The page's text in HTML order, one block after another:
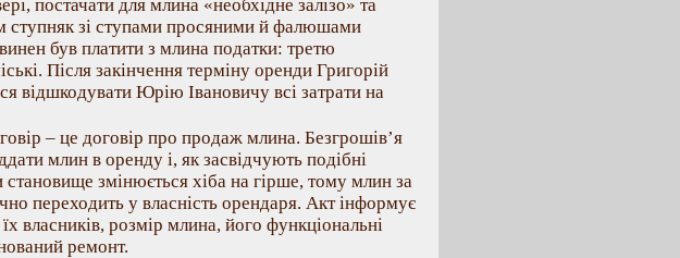
постачати для млина «необхідне залізо» та
ступняк зі ступами просяними й фалюшами
був платити з млина податки: третю
Після закінчення терміну оренди Григорій
відшкодувати Юрію Івановичу всі затрати на
– це договір про продаж млина. Безгрошів’я
млин в оренду і, як засвідчують подібні
змінюється хіба на гірше, тому млин за
переходить у власність орендаря. Акт інформує
власників, розмір млина, його функціональні
ремонт.